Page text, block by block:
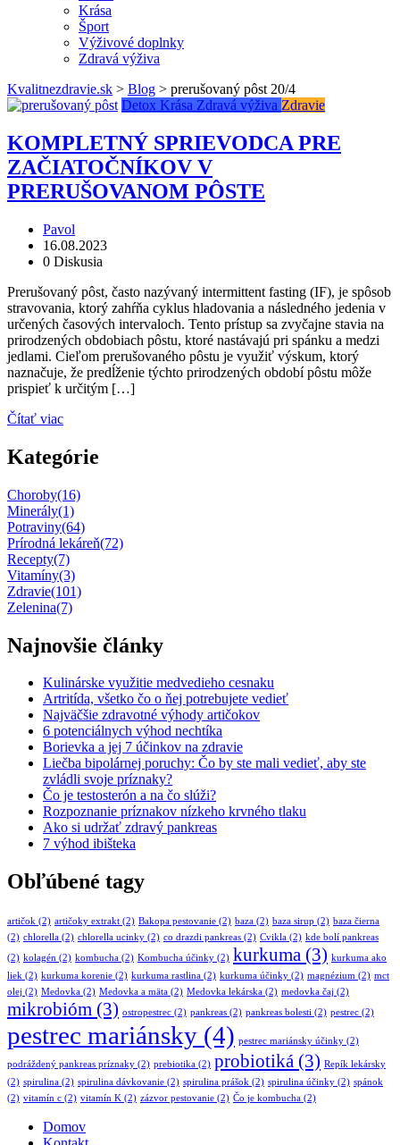
Krása
Šport
Výživové doplnky
Zdravá výživa
Kvalitnezdravie.sk > Blog > prerušovaný pôst 20/4
Detox Krása Zdravá výživa Zdravie
KOMPLETNÝ SPRIEVODCA PRE
ZAČIATOČNÍKOV V
PRERUŠOVANOM PÔSTE
Pavol
16.08.2023
0 Diskusia
Prerušovaný pôst, často nazývaný intermittent fasting (IF), je spôsob
stravovania, ktorý zahŕňa cyklus hladovania a následného jedenia v
určených časových intervaloch. Tento prístup sa zvyčajne stavia na
prirodzených obdobiach pôstu, ktoré nastávajú pri spánku a medzi
jedlami. Cieľom prerušovaného pôstu je využiť výskum, ktorý
naznačuje, že predĺženie týchto prirodzených období pôstu môže
prispieť k určitým […]
Čítať viac
Kategórie
Choroby(16)
Minerály(1)
Potraviny(64)
Prírodná lekáreň(72)
Recepty(7)
Vitamíny(3)
Zdravie(101)
Zelenina(7)
Najnovšie články
Kulinárske využitie medvedieho cesnaku
Artritída, všetko čo o ňej potrebujete vedieť
Najväčšie zdravotné výhody artičokov
6 potenciálnych výhod nechtíka
Borievka a jej 7 účinkov na zdravie
Liečba bipolárnej poruchy: Čo by ste mali vedieť, aby ste
zvládli svoje príznaky?
Čo je testosterón a na čo slúži?
Rozpoznanie príznakov nízkeho krvného tlaku
Ako si udržať zdravý pankreas
7 výhod ibišteka
Obľúbené tagy
artičok (2) artičoky extrakt (2) Bakopa pestovanie (2) baza (2) baza sirup (2) baza čierna
(2) chlorella (2) chlorella ucinky (2) co drazdi pankreas (2) Cvikla (2) kde bolí pankreas
(2) kolagén (2) kombucha (2) Kombucha účinky (2) kurkuma (3) kurkuma ako
liek (2) kurkuma korenie (2) kurkuma rastlina (2) kurkuma účinky (2) magnézium (2) mct
olej (2) Medovka (2) Medovka a mäta (2) Medovka lekárska (2) medovka čaj (2)
mikrobióm (3) ostropestrec (2) pankreas (2) pankreas bolesti (2) pestrec (2)
pestrec mariánsky (4) pestrec mariánsky účinky (2)
podráždený pankreas príznaky (2) prebiotika (2) probiotiká (3) Repík lekársky
(2) spirulina (2) spirulina dávkovanie (2) spirulina prášok (2) spirulina účinky (2) spánok
(2) vitamín c (2) vitamín K (2) zázvor pestovanie (2) Čo je kombucha (2)
Domov